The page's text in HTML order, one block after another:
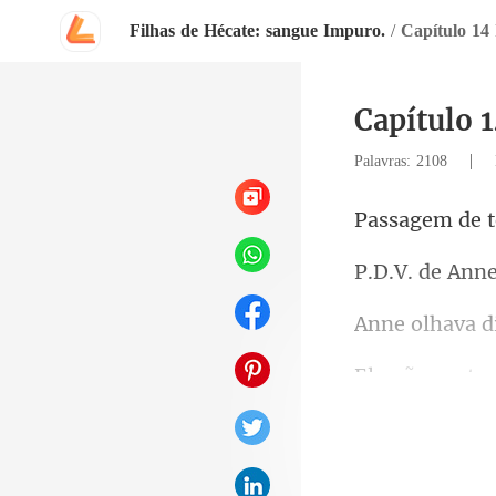
Filhas de Hécate: sangue Impuro. / Capítulo 14
Capítulo
Palavras: 2108 |
e
de Anne
terra. Isso